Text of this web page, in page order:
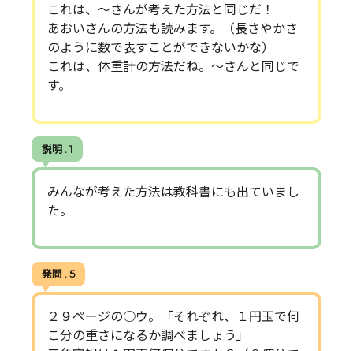
これは、～さんが考えた方法と同じだ！
あおいさんの方法も読みます。（長さやかさ
のように数で表すことができないかな）
これは、体重計の方法だね。～さんと同じで
す。
説明 . 1
みんなが考えた方法は教科書にも出ていまし
た。
発問 . 5
２９ページの○ウ。「それぞれ、１円玉で何
こ分の重さになるか調べましょう」